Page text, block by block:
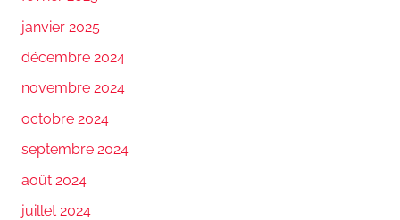
janvier 2025
décembre 2024
novembre 2024
octobre 2024
septembre 2024
août 2024
juillet 2024